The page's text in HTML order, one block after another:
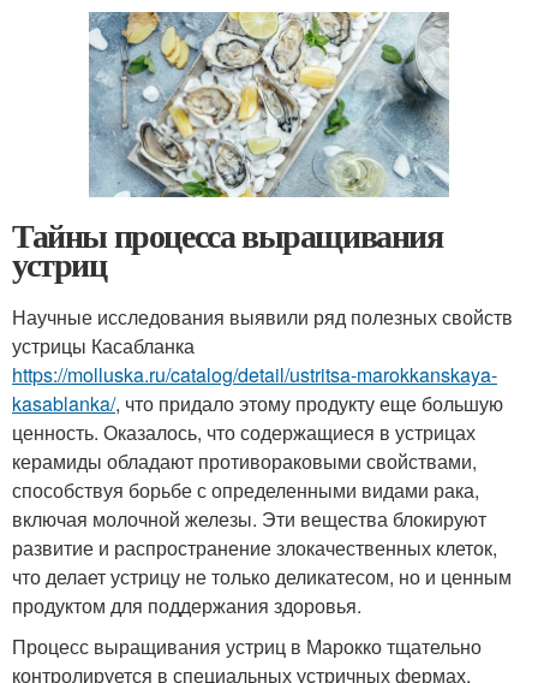
Тайны процесса выращивания
устриц
Научные исследования выявили ряд полезных свойств
устрицы Касабланка
https://molluska.ru/catalog/detail/ustritsa-marokkanskaya-
kasablanka/, что придало этому продукту еще большую
ценность. Оказалось, что содержащиеся в устрицах
керамиды обладают противораковыми свойствами,
способствуя борьбе с определенными видами рака,
включая молочной железы. Эти вещества блокируют
развитие и распространение злокачественных клеток,
что делает устрицу не только деликатесом, но и ценным
продуктом для поддержания здоровья.
Процесс выращивания устриц в Марокко тщательно
контролируется в специальных устричных фермах.